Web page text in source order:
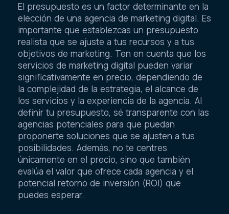
El presupuesto es un factor determinante en la
elección de una agencia de marketing digital. Es
importante que establezcas un presupuesto
realista que se ajuste a tus recursos y a tus
objetivos de marketing. Ten en cuenta que los
servicios de marketing digital pueden variar
significativamente en precio, dependiendo de
la complejidad de la estrategia, el alcance de
los servicios y la experiencia de la agencia. Al
definir tu presupuesto, sé transparente con las
agencias potenciales para que puedan
proponerte soluciones que se ajusten a tus
posibilidades. Además, no te centres
únicamente en el precio, sino que también
evalúa el valor que ofrece cada agencia y el
potencial retorno de inversión (ROI) que
puedes esperar.